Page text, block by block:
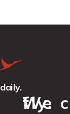
We can all fly.